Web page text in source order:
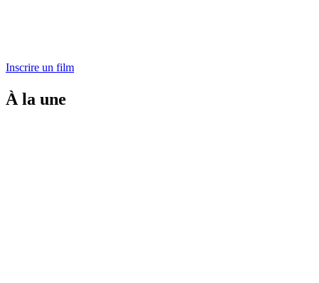
Inscrire un film
À la une